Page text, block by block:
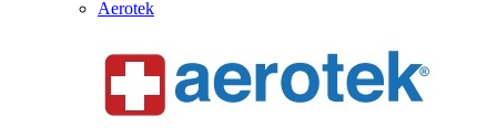
Aerotek